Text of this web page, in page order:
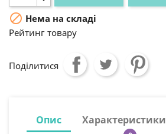
 Нема на складі
Рейтинг товару
Поділитися
Опис
Характеристики